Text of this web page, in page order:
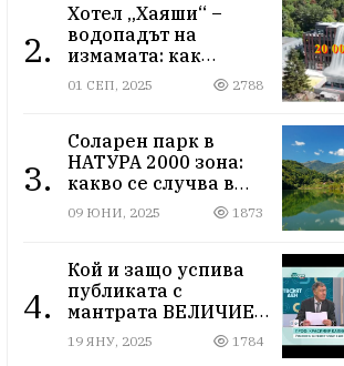
2.
Хотел „Хаяши“ –
водопадът на
измамата: как
държавна заплата
ражда империя за
01 СЕП, 2025 2788
3.
Соларен парк в
НАТУРА 2000 зона:
какво се случва в
Мартиново?
09 ЮНИ, 2025 1873
4.
Кой и защо успива
публиката с
мантрата ВЕЛИЧИЕ
ОСТАВА ИЗВЪН
ПАРЛАМЕНТА
19 ЯНУ, 2025 1784